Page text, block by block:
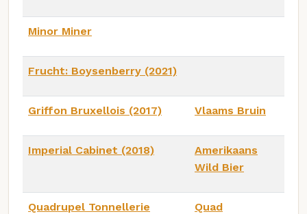
Minor Miner
Frucht: Boysenberry (2021)
Griffon Bruxellois (2017) Vlaams Bruin
Imperial Cabinet (2018)
Amerikaans
Wild Bier
Quadrupel Tonnellerie
Quad